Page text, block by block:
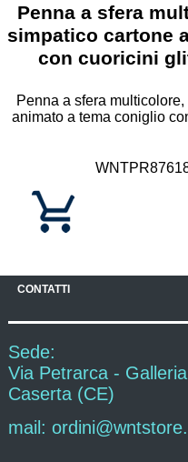
Penna a sfera
simpatico cartone
con cuoricini
Penna a sfera
animato a tema coniglio
CONTATTI
Sede:
Via Petrarca -
Caserta (CE)
mail: